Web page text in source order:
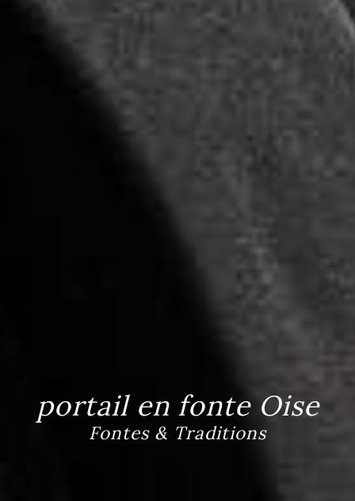
portail en fonte Oise
Fontes & Traditions